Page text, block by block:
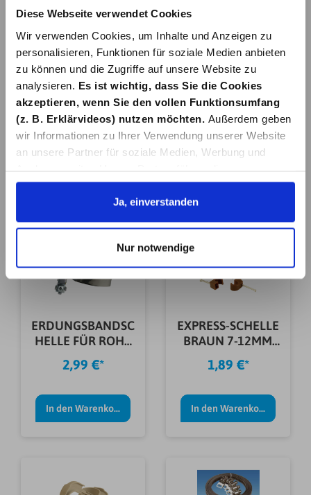
Diese Webseite verwendet Cookies
Wir verwenden Cookies, um Inhalte und Anzeigen zu
personalisieren, Funktionen für soziale Medien anbieten
zu können und die Zugriffe auf unsere Website zu
analysieren. Es ist wichtig, dass Sie die Cookies
akzeptieren, wenn Sie den vollen Funktionsumfang
(z. B. Erklärvideos) nutzen möchten.
Außerdem geben
wir Informationen zu Ihrer Verwendung unserer Website
an unsere Partner für soziale Medien, Werbung und
Informationen möglicherweise mit weiteren Daten
zusammen, die Sie ihnen bereitgestellt haben oder die
sie im Rahmen Ihrer Nutzung der Dienste gesammelt
Datenschutzerklärung. Link zu
unsererDatenschutzerklärung. Link zumImpressum.
Ja, einverstanden
Nur notwendige
EINZELSTECKSCH
ELLE 16-20MM (10
STÜCK)
5,09 €*
In den Warenkorb
RASTER-
DRUCKSCHELLE
GRAU 6-16MM
(6STÜCK)
2,39 €*
In den Warenkorb
ERDUNGSBANDSC
HELLE FÜR ROHR
1/8BIS1 1/2"
2,99 €*
In den Warenkorb
EXPRESS-SCHELLE
BRAUN 7-12MM
(50 STÜCK)
1,89 €*
In den Warenkorb